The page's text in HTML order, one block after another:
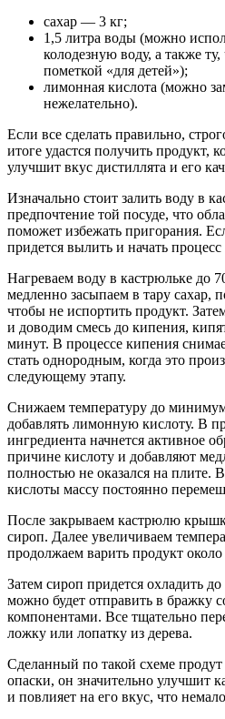
сахар — 3 кг;
1,5 литра воды (можно
колодезную воду, а также
пометкой «для детей»);
лимонная кислота (можно
нежелательно).
Если все сделать правильно,
итоге удастся получить продукт,
улучшит вкус дистиллята и его
Изначально стоит залить воду в
предпочтение той посуде, что
поможет избежать пригорания.
придется вылить и начать процесс
Нагреваем воду в кастрюльке до
медленно засыпаем в тару сахар,
чтобы не испортить продукт.
и доводим смесь до кипения,
минут. В процессе кипения
стать однородным, когда это
следующему этапу.
Снижаем температуру до
добавлять лимонную кислоту. В
ингредиента начнется активное
причине кислоту и добавляют
полностью не оказался на плите.
кислоты массу постоянно
После закрываем кастрюлю
сироп. Далее увеличиваем
продолжаем варить продукт
Затем сироп придется охладить
можно будет отправить в бражку
компонентами. Все тщательно
ложку или лопатку из дерева.
Сделанный по такой схеме
опаски, он значительно улучшит
и повлияет на его вкус, что